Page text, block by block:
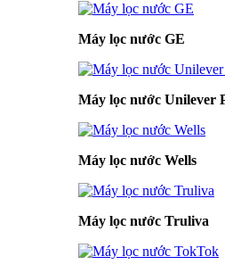
Máy lọc nước GE
Máy lọc nước Unilever
Máy lọc nước Wells
Máy lọc nước Truliva